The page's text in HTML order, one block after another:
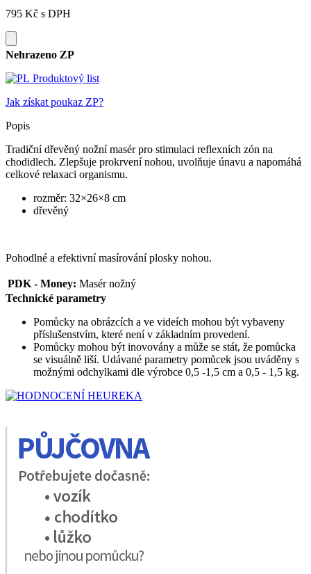
795 Kč s DPH
Nehrazeno ZP
Produktový list
Jak získat poukaz ZP?
Popis
Tradiční dřevěný nožní masér pro stimulaci reflexních zón na
chodidlech. Zlepšuje prokrvení nohou, uvolňuje únavu a napomáhá
celkové relaxaci organismu.
rozměr: 32×26×8 cm
dřevěný
Pohodlné a efektivní masírování plosky nohou.
PDK - Money: Masér nožný
Technické parametry
Pomůcky na obrázcích a ve videích mohou být vybaveny
příslušenstvím, které není v základním provedení.
Pomůcky mohou být inovovány a může se stát, že pomůcka
se visuálně liší. Udávané parametry pomůcek jsou uváděny s
možnými odchylkami dle výrobce 0,5 -1,5 cm a 0,5 - 1,5 kg.